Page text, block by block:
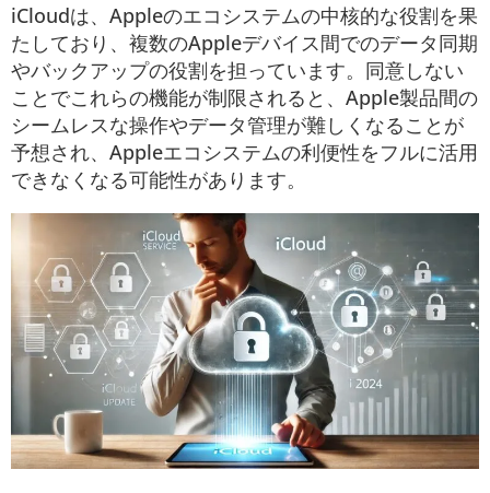
iCloudは、Appleのエコシステムの中核的な役割を果
たしており、複数のAppleデバイス間でのデータ同期
やバックアップの役割を担っています。同意しない
ことでこれらの機能が制限されると、Apple製品間の
シームレスな操作やデータ管理が難しくなることが
予想され、Appleエコシステムの利便性をフルに活用
できなくなる可能性があります。